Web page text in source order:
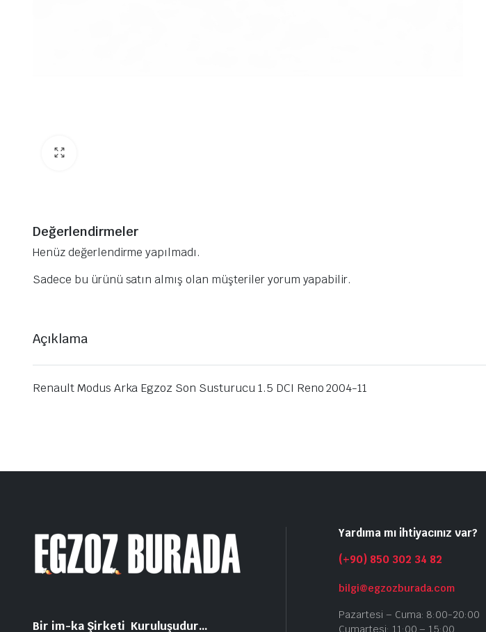
Değerlendirmeler
Henüz değerlendirme yapılmadı.
Sadece bu ürünü satın almış olan müşteriler yorum yapabilir.
Açıklama
Renault Modus Arka Egzoz Son Susturucu 1.5 DCI Reno 2004-11
Bir im-ka Şirketi Kuruluşudur…
Yardıma mı ihtiyacınız var?
(+90) 850 302 34 82
bilgi@egzozburada.com
Pazartesi – Cuma: 8:00-20:00
Cumartesi: 11:00 – 15:00